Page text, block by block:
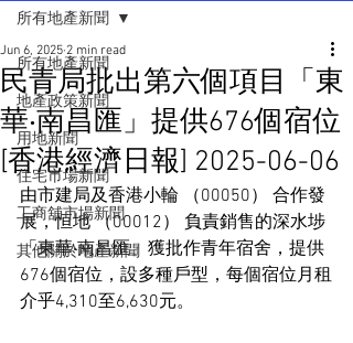
所有地產新聞
地產政策新聞
用地新聞
住宅市場新聞
工商舖市場新聞
其他關於地產新聞
所有地產新聞
民青局批出第六個項目「東
華‧南昌匯」提供676個宿位
[香港經濟日報] 2025-06-06
Jun 6, 2025 2 min read
由市建局及香港小輪 （00050） 合作發
展，恒地 （00012） 負責銷售的深水埗
「東華‧南昌匯」獲批作青年宿舍，提供
676個宿位，設多種戶型，每個宿位月租
介乎4,310至6,630元。